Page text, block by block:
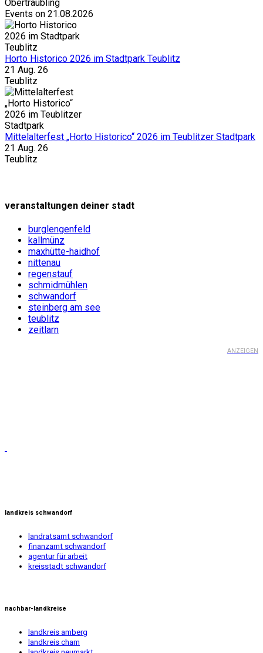
Obertraubling
Events on 21.08.2026
Horto Historico 2026 im Stadtpark Teublitz
21 Aug. 26
Teublitz
Mittelalterfest „Horto Historico“ 2026 im Teublitzer Stadtpark
21 Aug. 26
Teublitz
veranstaltungen deiner stadt
burglengenfeld
kallmünz
maxhütte-haidhof
nittenau
regenstauf
schmidmühlen
schwandorf
steinberg am see
teublitz
zeitlarn
ANZEIGEN
landkreis schwandorf
landratsamt schwandorf
finanzamt schwandorf
agentur für arbeit
kreisstadt schwandorf
nachbar-landkreise
landkreis amberg
landkreis cham